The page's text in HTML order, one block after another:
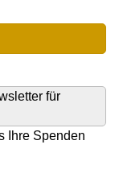
für
Ihre Spenden